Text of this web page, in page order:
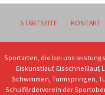
STARTSEITE KONTAKT
Sportarten, die bei uns
Eiskunstlauf, Eisschnelllauf,
Schwimmen, Turmspringen,
Schulförderverein der